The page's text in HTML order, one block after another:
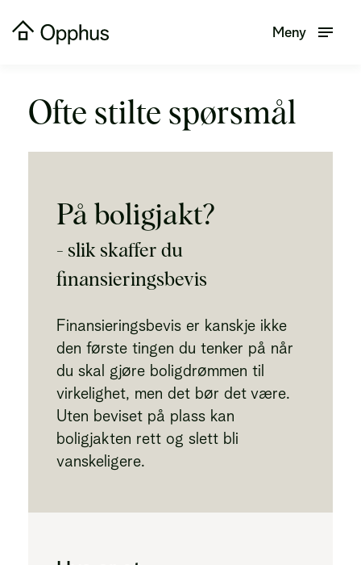
Meny
Ofte stilte spørsmål
På boligjakt?
- slik skaffer du
finansieringsbevis
Finansieringsbevis er kanskje ikke
den første tingen du tenker på når
du skal gjøre boligdrømmen til
virkelighet, men det bør det være.
Uten beviset på plass kan
boligjakten rett og slett bli
vanskeligere.